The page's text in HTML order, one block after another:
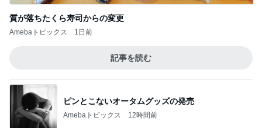
質が落ちたくら寿司からの変更
Amebaトピックス 1日前
記事を読む
ピンとこないオータムグッズの発売
Amebaトピックス 12時間前